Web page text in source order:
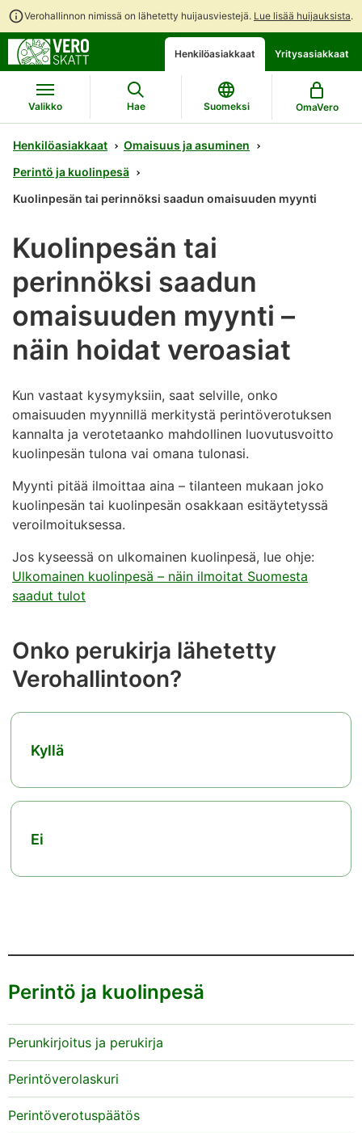
Verohallinnon nimissä on lähetetty huijausviestejä. Lue lisää huijauksista.
Siirry
suoraan
sisältöön
Siirry
koko
sivuston
hakuun
Avaa
chattibotin
keskustelu
Henkilöasiakkaat Yritysasiakkaat
Valikko Hae Suomeksi OmaVero
Henkilöasiakkaat
Omaisuus ja asuminen
Perintö ja kuolinpesä
Kuolinpesän tai perinnöksi saadun omaisuuden myynti
Kuolinpesän tai
perinnöksi saadun
omaisuuden myynti –
näin hoidat veroasiat
Kun vastaat kysymyksiin, saat selville, onko
omaisuuden myynnillä merkitystä perintöverotuksen
kannalta ja verotetaanko mahdollinen luovutusvoitto
kuolinpesän tulona vai omana tulonasi.
Myynti pitää ilmoittaa aina – tilanteen mukaan joko
kuolinpesän tai kuolinpesän osakkaan esitäytetyssä
veroilmoituksessa.
Jos kyseessä on ulkomainen kuolinpesä, lue ohje:
Ulkomainen kuolinpesä – näin ilmoitat Suomesta
saadut tulot
Onko perukirja lähetetty
Verohallintoon?
Kyllä
Ei
Perintö ja kuolinpesä
Perunkirjoitus ja perukirja
Perintöverolaskuri
Perintöverotuspäätös